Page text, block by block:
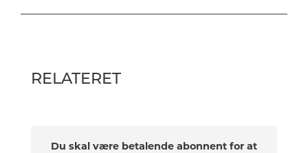
RELATERET
Du skal være betalende abonnent for at